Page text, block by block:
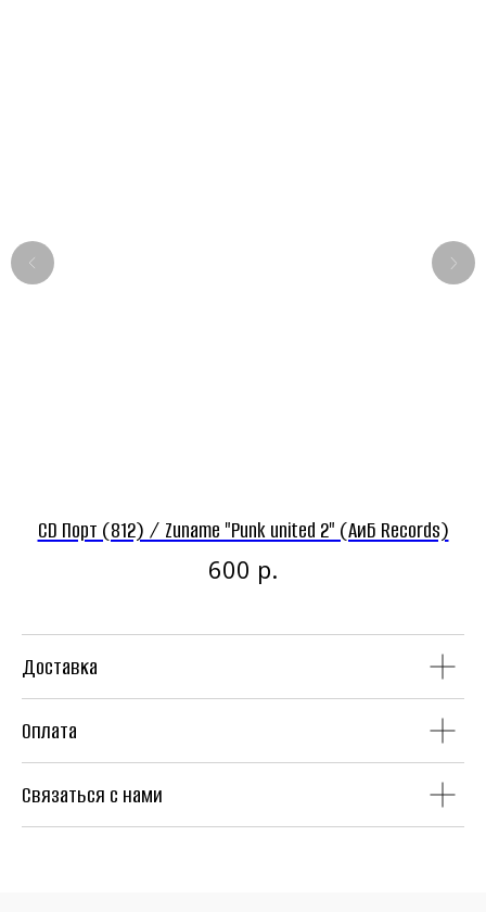
CD Порт (812) / Zuname "Punk united 2" (АиБ Records)
600 р.
Доставка
Оплата
Связаться с нами
Винил CD